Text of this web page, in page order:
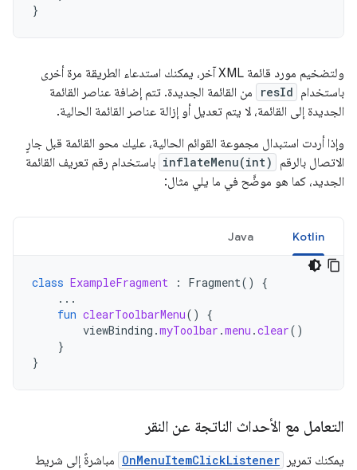
}
ولتضخيم مورد قائمة XML آخر، يمكنك استدعاء الطريقة مرة أخرى
باستخدام resId
من القائمة الجديدة. تتم إضافة عناصر القائمة
الجديدة إلى القائمة، لا يتم تعديل أو إزالة عناصر القائمة الحالية.
وإذا أردت استبدال مجموعة القوائم الحالية، عليك محو القائمة قبل جارٍ
الاتصال بالرقم
inflateMenu(int) باستخدام رقم تعريف القائمة
الجديد، كما هو موضَّح في ما يلي مثال:
Kotlin
Java
class ExampleFragment : Fragment()
{
...
fun clearToolbarMenu()
{
viewBinding .myToolbar .menu .clear()
}
}
التعامل مع الأحداث الناتجة عن النقر
يمكنك تمرير OnMenuItemClickListener مباشرةً إلى شريط